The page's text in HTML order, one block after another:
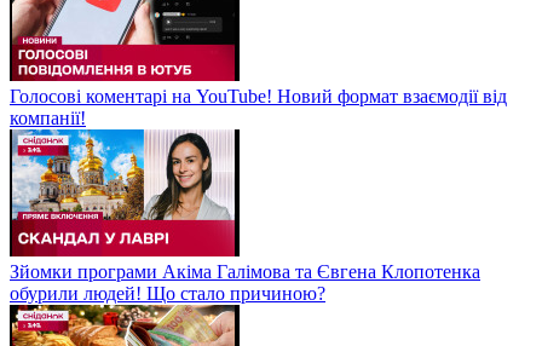
Голосові коментарі на YouTube! Новий формат взаємодії від
компанії!
Зйомки програми Акіма Галімова та Євгена Клопотенка
обурили людей! Що стало причиною?